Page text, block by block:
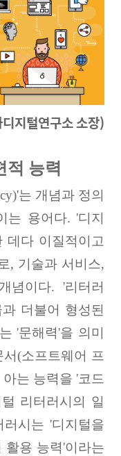
지털연구소 소장)
적 능력
는 개념과 정의
는 용어다. '디지
데다 이질적이고
, 기술과 서비스,
념이다. '리터러
더불어 형성된
'문해력'을 의미
서(소프트웨어 프
는 능력을 '코드
리터러시의 일
러시는 '디지털을
활용 능력'이라는